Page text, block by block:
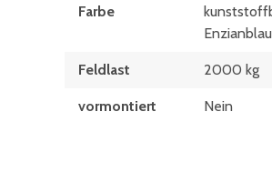
Farbe
Enzianblau
Feldlast 2000 kg
vormontiert Nein